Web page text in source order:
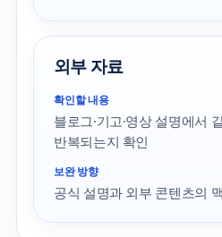
외부 자료
확인할 내용
블로그·기고·영상 설명에서
반복되는지 확인
보완 방향
공식 설명과 외부 콘텐츠의